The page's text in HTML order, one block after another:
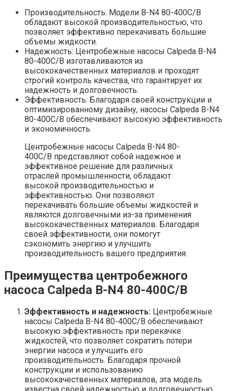
Производительность: Модели B-N4 80-400C/B
обладают высокой производительностью, что
позволяет эффективно перекачивать большие
объемы жидкости.
Надежность: Центробежные насосы Calpeda B-N4
80-400C/B изготавливаются из
высококачественных материалов и проходят
строгий контроль качества, что гарантирует их
надежность и долговечность.
Эффективность: Благодаря своей конструкции и
оптимизированному дизайну, насосы Calpeda B-N4
80-400C/B обеспечивают высокую эффективность
и экономичность.
Центробежные насосы Calpeda B-N4 80-
400C/B представляют собой надежное и
эффективное решение для различных
отраслей промышленности, обладают
высокой производительностью и
эффективностью. Они позволяют
перекачивать большие объемы жидкостей и
являются долговечными из-за применения
высококачественных материалов. Благодаря
своей эффективности, они помогут
сэкономить энергию и улучшить
производительность вашего предприятия.
Преимущества центробежного
насоса Calpeda B-N4 80-400C/B
Эффективность и надежность: Центробежные
насосы Calpeda B-N4 80-400C/B обеспечивают
высокую эффективность при перекачке
жидкостей, что позволяет сократить потери
энергии насоса и улучшить его
производительность. Благодаря прочной
конструкции и использованию
высококачественных материалов, эта модель